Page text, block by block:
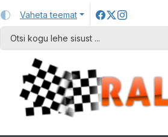
Vaheta teemat